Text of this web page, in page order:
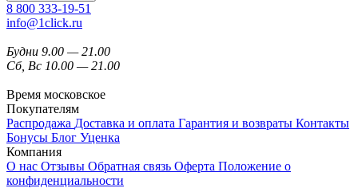
8 800 333-19-51
info@1click.ru
Будни 9.00 — 21.00
Сб, Вс 10.00 — 21.00
Время московское
Покупателям
Распродажа Доставка и оплата Гарантия и возвраты Контакты
Бонусы Блог Уценка
Компания
О нас Отзывы Обратная связь Оферта Положение о
конфиденциальности